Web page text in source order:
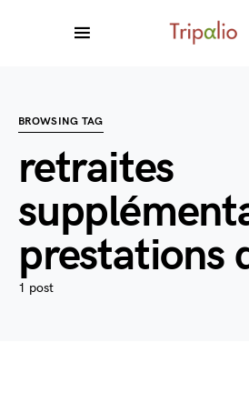
BROWSING TAG
retraites
prestations
1 post